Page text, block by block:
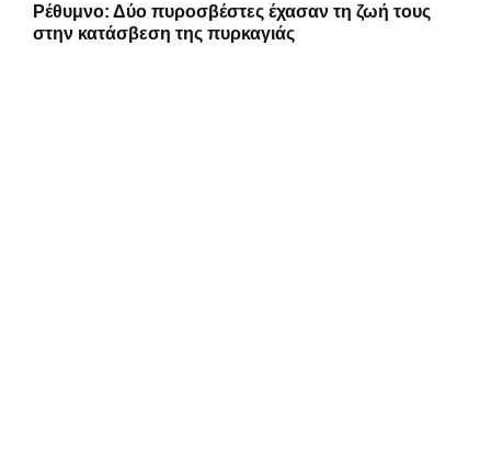
Ρέθυμνο: Δύο πυροσβέστες έχασαν τη ζωή τους
στην κατάσβεση της πυρκαγιάς